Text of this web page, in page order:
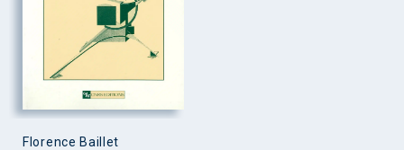
Florence Baillet